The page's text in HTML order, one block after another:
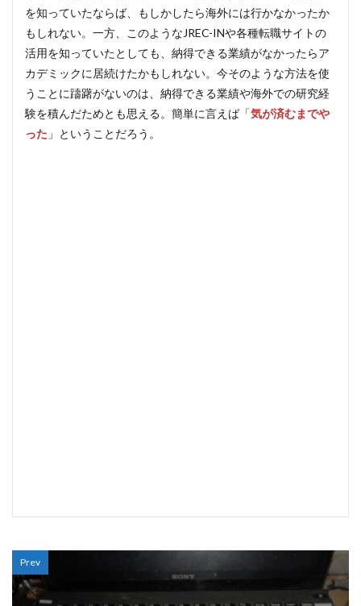
を知っていたならば、もしかしたら海外には行かなかったか
もしれない。一方、このようなJREC-INや各種転職サイトの
活用を知っていたとしても、納得できる業績がなかったらア
カデミックに居続けたかもしれない。今そのような方法を使
うことに躊躇がないのは、納得できる業績や海外での研究経
験を積んだためとも思える。簡単に言えば「気が済むまでや
った 」ということだろう。
Prev